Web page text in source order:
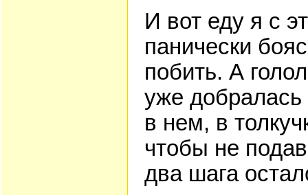
И вот еду я с
панически
побить. А
уже
в нем, в
чтобы не
два шага